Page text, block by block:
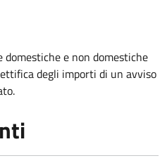
e non domestiche
degli importi di un avviso